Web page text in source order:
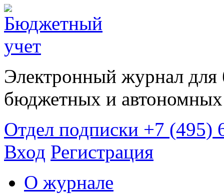
Электронный журнал для
бюджетных и
Отдел подписки +7 (495)
Вход Регистрация
О журнале